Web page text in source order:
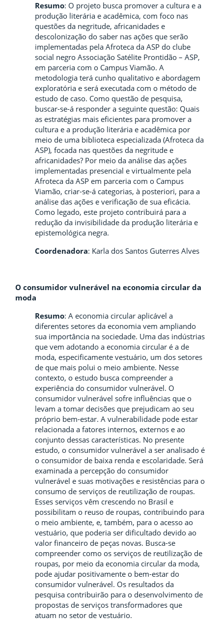
Resumo: O projeto busca promover a cultura e a
produção literária e acadêmica, com foco nas
questões da negritude, africanidades e
descolonização do saber nas ações que serão
implementadas pela Afroteca da ASP do clube
social negro Associação Satélite Prontidão – ASP,
em parceria com o Campus Viamão. A
metodologia terá cunho qualitativo e abordagem
exploratória e será executada com o método de
estudo de caso. Como questão de pesquisa,
buscar-se-á responder a seguinte questão: Quais
as estratégias mais eficientes para promover a
cultura e a produção literária e acadêmica por
meio de uma biblioteca especializada (Afroteca da
ASP), focada nas questões da negritude e
africanidades? Por meio da análise das ações
implementadas presencial e virtualmente pela
Afroteca da ASP em parceria com o Campus
Viamão, criar-se-á categorias, à posteriori, para a
análise das ações e verificação de sua eficácia.
Como legado, este projeto contribuirá para a
redução da invisibilidade da produção literária e
epistemológica negra.
Coordenadora: Karla dos Santos Guterres Alves
O consumidor vulnerável na economia circular da
moda
Resumo: A economia circular aplicável a
diferentes setores da economia vem ampliando
sua importância na sociedade. Uma das indústrias
que vem adotando a economia circular é a de
moda, especificamente vestuário, um dos setores
de que mais polui o meio ambiente. Nesse
contexto, o estudo busca compreender a
experiência do consumidor vulnerável. O
consumidor vulnerável sofre influências que o
levam a tomar decisões que prejudicam ao seu
próprio bem-estar. A vulnerabilidade pode estar
relacionada a fatores internos, externos e ao
conjunto dessas características. No presente
estudo, o consumidor vulnerável a ser analisado é
o consumidor de baixa renda e escolaridade. Será
examinada a percepção do consumidor
vulnerável e suas motivações e resistências para o
consumo de serviços de reutilização de roupas.
Esses serviços vêm crescendo no Brasil e
possibilitam o reuso de roupas, contribuindo para
o meio ambiente, e, também, para o acesso ao
vestuário, que poderia ser dificultado devido ao
valor financeiro de peças novas. Busca-se
compreender como os serviços de reutilização de
roupas, por meio da economia circular da moda,
pode ajudar positivamente o bem-estar do
consumidor vulnerável. Os resultados da
pesquisa contribuirão para o desenvolvimento de
propostas de serviços transformadores que
atuam no setor de vestuário.